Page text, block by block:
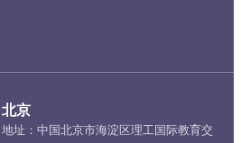
北京
地址：中国北京市海淀区理工国际教育交